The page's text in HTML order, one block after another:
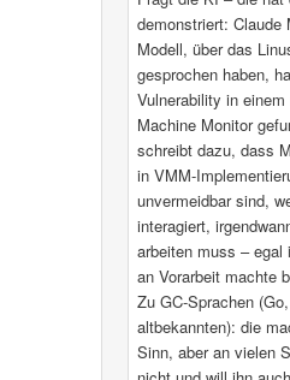
demonstriert: Claude
Modell, über das
gesprochen haben,
Vulnerability in
Machine Monitor
schreibt dazu, dass
in VMM-
unvermeidbar sind,
interagiert,
arbeiten muss – egal
an Vorarbeit machte
Zu GC-Sprachen
altbekannten): die
Sinn, aber an vielen